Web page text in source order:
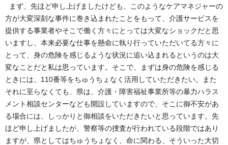
まず、先ほど申し上げましたけども、このようなケアマネジャーの
方が大変深刻な事件に巻き込まれたことをもって、介護サービスを
提供する事業者やそこで働く方々にとっては大変なショックだと思
いますし、本来必要な仕事を懸命に執り行っていただいてる方々に
とって、身の危険を感じるような状況に追い込まれるというのは大
変なことだと私は思っています。そこで、まずは身の危険を感じる
ときには、110番等をちゅうちょなく活用していただきたい。また
それに至らなくても、県は、介護・障害福祉事業所等の暴力ハラス
メント相談センターなども開設していますので、そこに御不安があ
る場合には、しっかりと御相談をいただきたいと思っています。先
ほど申し上げましたが、警察等の捜査が行われている段階ではあり
ますが、県としてはちゅうちょなく、命に関わる、そういった大切